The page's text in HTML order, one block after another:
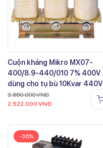
Cuộn kháng Mikro MX07-
400/8.9-440/010 7% 400V
dùng cho tụ bù 10Kvar 440V
3.880.000VNĐ
2.522.000 VNĐ
-36%